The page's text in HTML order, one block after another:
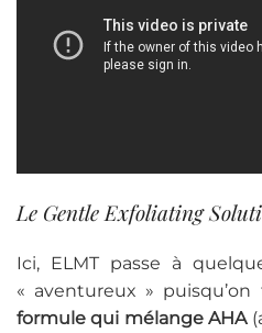
Le Gentle Exfoliating
Ici, ELMT passe à
« aventureux »
formule qui mélange AHA